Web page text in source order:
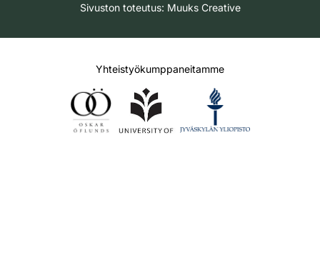
Sivuston toteutus: Muuks Creative
Yhteistyökumppaneitamme